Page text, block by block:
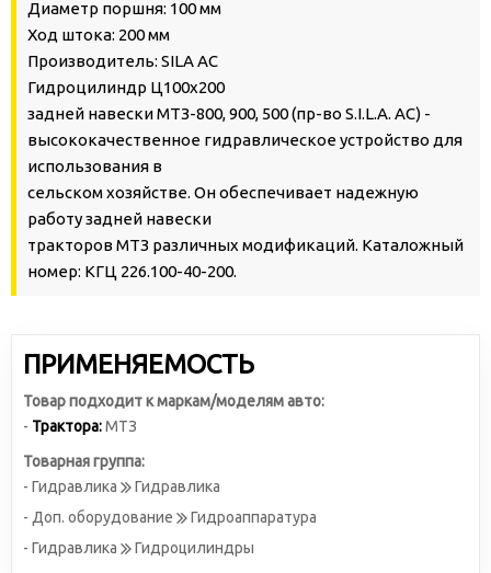
Диаметр поршня: 100 мм
Ход штока: 200 мм
Производитель: SILA AC
Гидроцилиндр Ц100х200
задней навески МТЗ-800, 900, 500 (пр-во S.I.L.A. AC) -
высококачественное гидравлическое устройство для
использования в
сельском хозяйстве. Он обеспечивает надежную
работу задней навески
тракторов МТЗ различных модификаций. Каталожный
номер: КГЦ 226.100-40-200.
ПРИМЕНЯЕМОСТЬ
Товар подходит к маркам/моделям авто:
- Трактора:МТЗ
Товарная группа:
- Гидравлика
Гидравлика
- Доп. оборудование
Гидроаппаратура
- Гидравлика
Гидроцилиндры